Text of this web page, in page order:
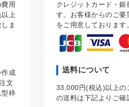
用
以上
ま
作成
文
型枠
クレジットカード・銀
す。お客様からのご
をご用意しております
送料について
33,000円(税込)以上の
の送料は下記よりご確